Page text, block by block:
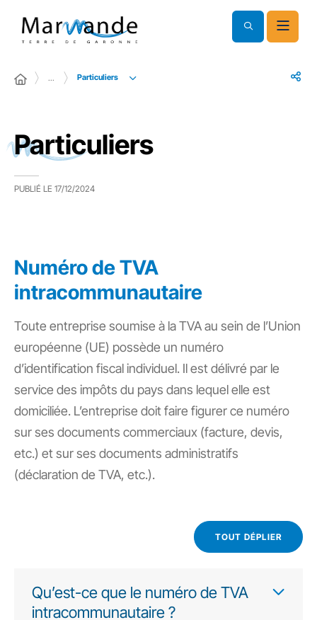
… Particuliers
Particuliers
PUBLIÉ LE 17/12/2024
Numéro de TVA
intracommunautaire
Toute entreprise soumise à la TVA au sein de l’Union
européenne (UE) possède un numéro
d’identification fiscal individuel. Il est délivré par le
service des impôts du pays dans lequel elle est
domiciliée. L’entreprise doit faire figurer ce numéro
sur ses documents commerciaux (facture, devis,
etc.) et sur ses documents administratifs
(déclaration de TVA, etc.).
TOUT DÉPLIER
Qu’est-ce que le numéro de TVA
intracommunautaire ?